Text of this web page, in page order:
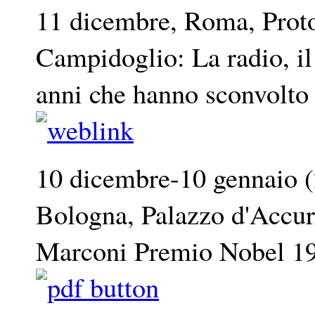
11 dicembre, Roma,
Campidoglio: La radio,
anni che hanno
10 dicembre-10 gennaio
Bologna, Palazzo
Marconi Premio Nobel